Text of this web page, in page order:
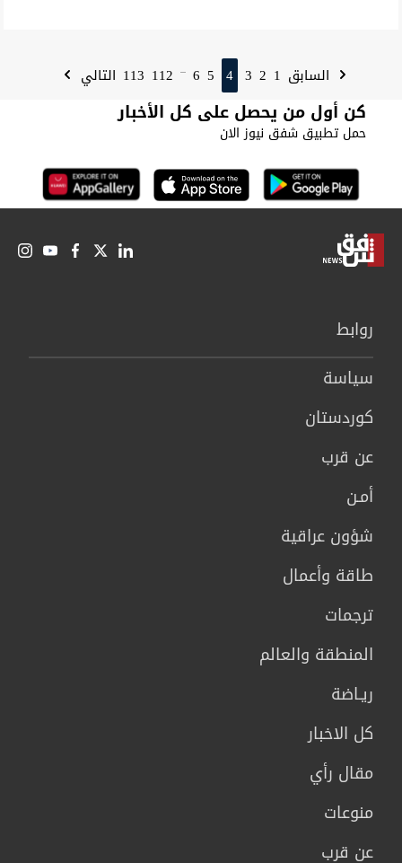
السابق 1
2
3
4
5
6
...
112
113 التالي
كن أول من يحصل على كل الأخبار
حمل تطبيق شفق نيوز الان
روابط
سیاسة
كوردستان
عن قرب
أمـن
شؤون عراقية
طاقة وأعمال
ترجمات
المنطقة والعالم
ريـاضة
كل الاخبار
مقال رأي
منوعات
عن قرب